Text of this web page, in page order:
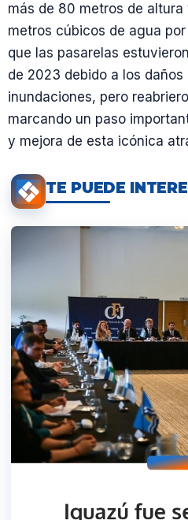
más de 80 metros de altura
metros cúbicos de agua
que las pasarelas
de 2023 debido a los
inundaciones, pero
marcando un paso
y mejora de esta icónica
TE PUEDE